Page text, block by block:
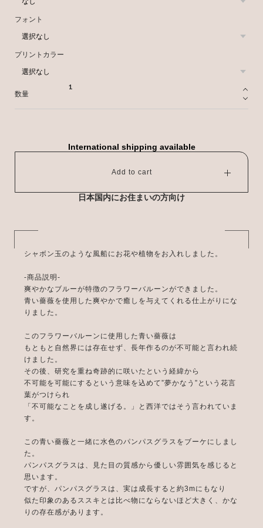
フォント
プリントカラー
数量
International shipping available
Add to cart
日本国内にお住まいの方向け
シャボン玉のような風船にお花や植物をお入れしました。
-商品説明-
爽やかなブルーが特徴のフラワーバルーンができました。
青い薔薇を使用した爽やかで癒しを与えてくれる仕上がりにな
りました。
このフラワーバルーンに使用した青い薔薇は
もともと自然界には存在せず、長年作るのが不可能と言われ続
けました。
その後、研究を重ね奇跡的に咲いたという経緯から
不可能を可能にするという意味を込めて”夢かなう”という花言
葉がつけられ
「不可能なことを成し遂げる。」と西洋ではそう言われていま
す。
この青い薔薇と一緒に水色のパンパスグラスをブーケにしまし
た。
パンパスグラスは、見た目の質感から優しい雰囲気を感じると
思います。
ですが、パンパスグラスは、実は成長すると約3mにもなり
似た印象のあるススキとは比べ物にならないほど大きく、かな
りの存在感があります。